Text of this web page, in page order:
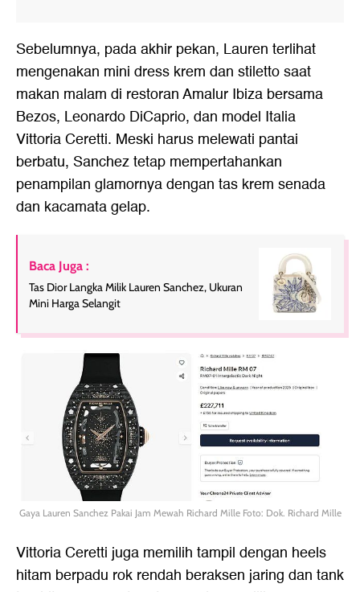
Sebelumnya, pada akhir pekan, Lauren terlihat
mengenakan mini dress krem dan stiletto saat
makan malam di restoran Amalur Ibiza bersama
Bezos, Leonardo DiCaprio, dan model Italia
Vittoria Ceretti. Meski harus melewati pantai
berbatu, Sanchez tetap mempertahankan
penampilan glamornya dengan tas krem senada
dan kacamata gelap.
Baca Juga :
Tas Dior Langka Milik Lauren Sanchez, Ukuran
Mini Harga Selangit
Gaya Lauren Sanchez Pakai Jam Mewah Richard Mille Foto: Dok. Richard Mille
Vittoria Ceretti juga memilih tampil dengan heels
hitam berpadu rok rendah beraksen jaring dan tank